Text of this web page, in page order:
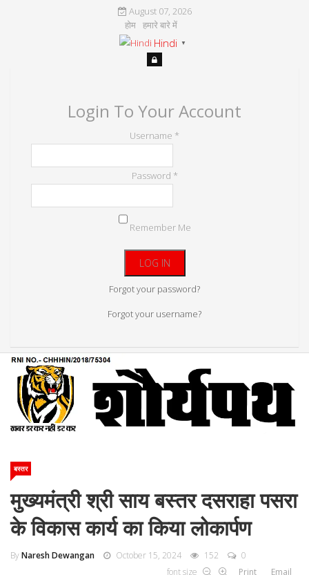
August 07, 2026
होम हमारे बारे में
Hindi ▼
Login To Your Account
Username *
Password *
Remember Me
Forgot your password?
Forgot your username?
बस्तर
मुख्यमंत्री श्री साय बस्तर दसराहा पसरा
के विकास कार्य का किया लोकार्पण
ByNaresh Dewangan October 15, 2024 152
0
font size
Print Email